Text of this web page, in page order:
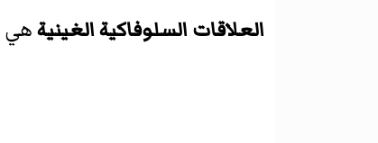
العلاقات السلوفاكية الغينيةهي